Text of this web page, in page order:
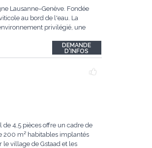
Lausanne–Genève. Fondée
au bord de l'eau. La
privilégié, une
DEMANDE
D'INFOS
4,5 pièces offre un cadre de
200 m² habitables implantés
village de Gstaad et les